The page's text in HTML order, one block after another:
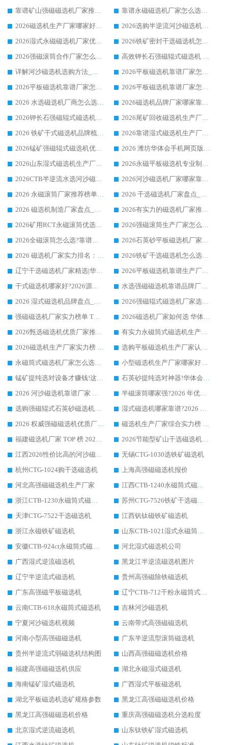
无锡CTG-1030选铁矿磁选机
杭州CTG-1024购干选磁选机
上海高强磁磁选机报价
河北高强磁磁选机生产厂家
天津CTG-7522干选磁选机
江西钒钛磁铁矿磁选机
浙江永磁铁矿磁选机
河北湿式磁选机公司
广西湿式逆流磁选机
黑龙江半逆流磁选机图片
辽宁半逆流式磁选机
贵州高强磁除铁磁选机
广东高强磁平板磁选机
云南CTB-618永磁筒式磁选机
吉林河沙磁选机
宁夏河沙磁选机视频
云南带式高强磁磁选机
河南小型高强磁磁选机
广东半逆流型滚筒磁选机
贵州半逆流式弱磁选机结构图
山西高强磁磁选机价格
福建高强磁磁选机供应
湖北永磁湿式磁选机
海南锰矿湿式磁选机
广西湿式平板磁选机
湖北平板磁选机选矿规格参数
黑龙江高强磁磁选机价格
黑龙江高强磁磁选机价格
重庆高强磁磁选机分选粒度
北京湿式逆流磁选机
山东钛铁矿湿式磁选机